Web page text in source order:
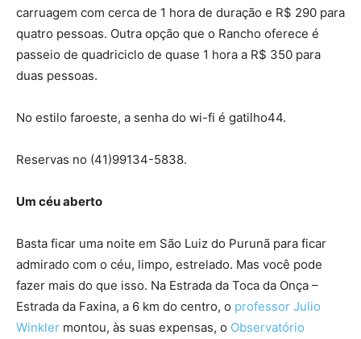
carruagem com cerca de 1 hora de duração e R$ 290 para
quatro pessoas. Outra opção que o Rancho oferece é
passeio de quadriciclo de quase 1 hora a R$ 350 para
duas pessoas.
No estilo faroeste, a senha do wi-fi é gatilho44.
Reservas no (41)99134-5838.
Um céu aberto
Basta ficar uma noite em São Luiz do Purunã para ficar
admirado com o céu, limpo, estrelado. Mas você pode
fazer mais do que isso. Na Estrada da Toca da Onça –
Estrada da Faxina, a 6 km do centro, o professor Julio
Winkler montou, às suas expensas, o Observatório